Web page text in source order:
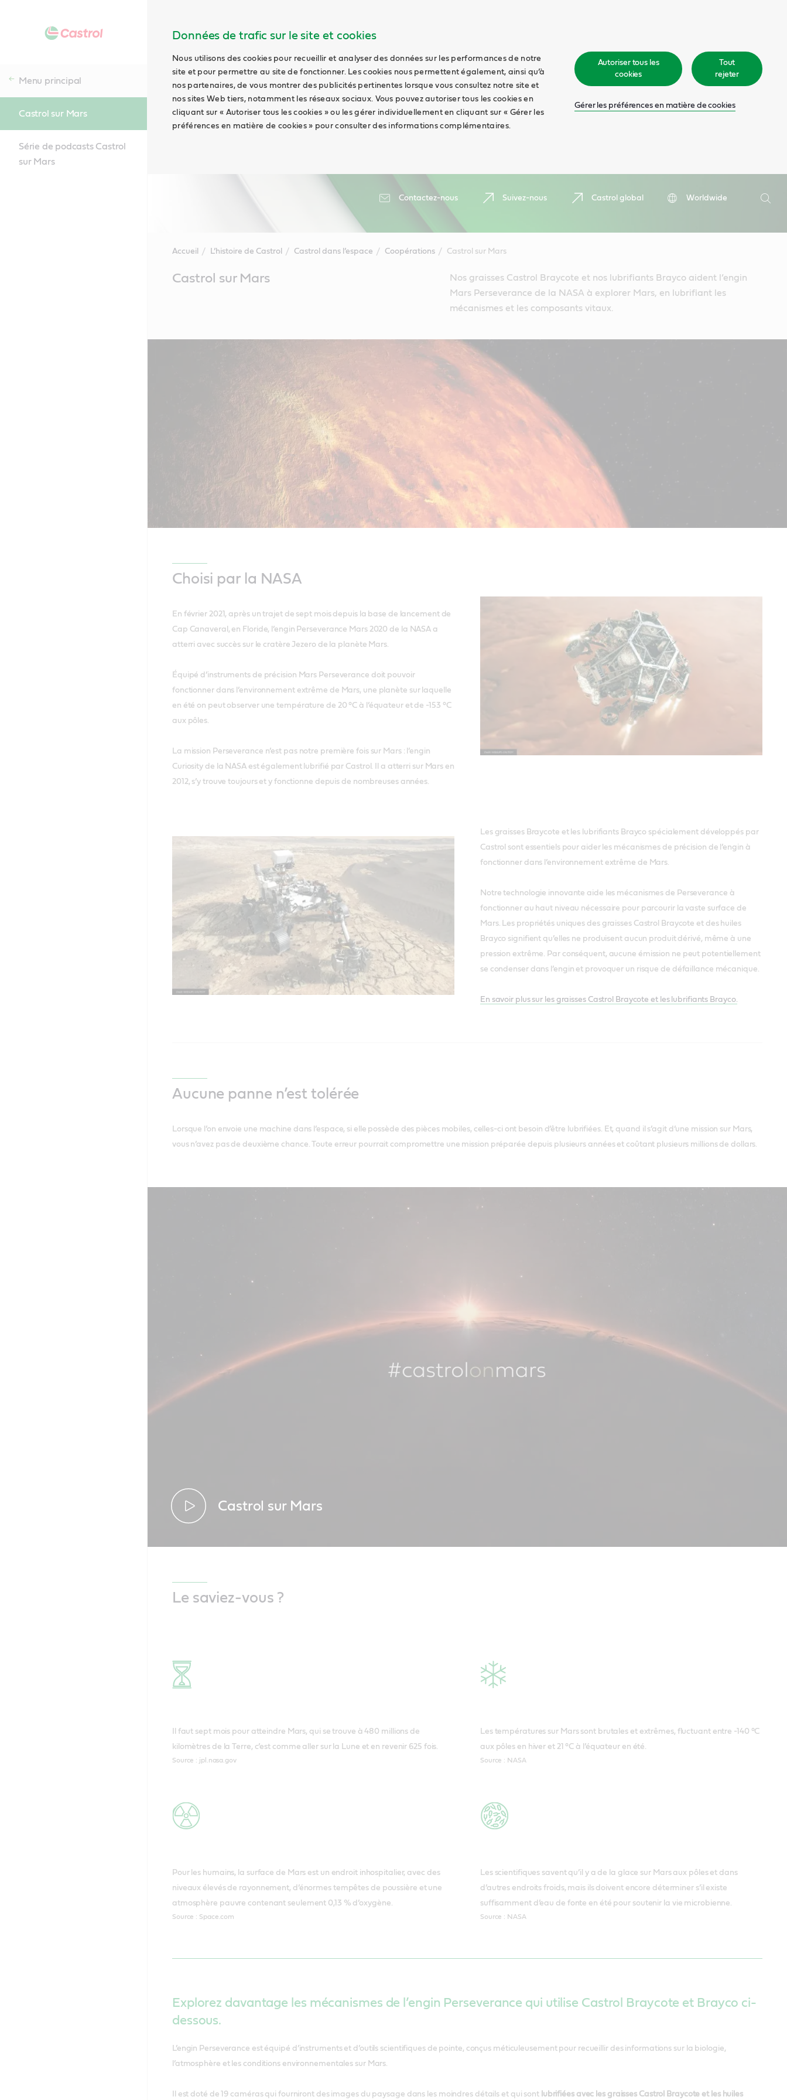
Données de trafic sur le site et cookies
Nous utilisons des cookies pour recueillir et analyser des données sur les performances de notre
site et pour permettre au site de fonctionner. Les cookies nous permettent également, ainsi qu’à
nos partenaires, de vous montrer des publicités pertinentes lorsque vous consultez notre site et
nos sites Web tiers, notamment les réseaux sociaux. Vous pouvez autoriser tous les cookies en
cliquant sur « Autoriser tous les cookies » ou les gérer individuellement en cliquant sur « Gérer les
préférences en matière de cookies » pour consulter des informations complémentaires.
Autoriser tous les
cookies
Tout
rejeter
Gérer les préférences en matière de cookies
Contactez-nous Suivez-nous Castrol global
Worldwide
Menu principal
Castrol sur Mars
Série de podcasts Castrol
sur Mars
Accueil L’histoire de Castrol Castrol dans l’espace Coopérations Castrol sur Mars
ContentCastrol sur Mars
Nos graisses Castrol Braycote et nos lubrifiants Brayco aident l’engin
Mars Perseverance de la NASA à explorer Mars, en lubrifiant les
mécanismes et les composants vitaux.
Choisi par la NASA
En février 2021, après un trajet de sept mois depuis la base de lancement de
Cap Canaveral, en Floride, l’engin Perseverance Mars 2020 de la NASA a
atterri avec succès sur le cratère Jezero de la planète Mars.
Équipé d’instruments de précision Mars Perseverance doit pouvoir
fonctionner dans l’environnement extrême de Mars, une planète sur laquelle
en été on peut observer une température de 20 °C à l’équateur et de -153 °C
aux pôles.
La mission Perseverance n’est pas notre première fois sur Mars : l’engin
Curiosity de la NASA est également lubrifié par Castrol. Il a atterri sur Mars en
2012, s’y trouve toujours et y fonctionne depuis de nombreuses années.
Les graisses Braycote et les lubrifiants Brayco spécialement développés par
Castrol sont essentiels pour aider les mécanismes de précision de l’engin à
fonctionner dans l’environnement extrême de Mars.
Notre technologie innovante aide les mécanismes de Perseverance à
fonctionner au haut niveau nécessaire pour parcourir la vaste surface de
Mars. Les propriétés uniques des graisses Castrol Braycote et des huiles
Brayco signifient qu’elles ne produisent aucun produit dérivé, même à une
pression extrême. Par conséquent, aucune émission ne peut potentiellement
se condenser dans l’engin et provoquer un risque de défaillance mécanique.
En savoir plus sur les graisses Castrol Braycote et les lubrifiants Brayco.
Aucune panne n’est tolérée
Lorsque l’on envoie une machine dans l’espace, si elle possède des pièces mobiles, celles-ci ont besoin d’être lubrifiées. Et, quand il s’agit d’une mission sur Mars,
vous n’avez pas de deuxième chance. Toute erreur pourrait compromettre une mission préparée depuis plusieurs années et coûtant plusieurs millions de dollars.
Castrol sur Mars
Le saviez-vous ?
Il faut sept mois pour atteindre Mars, qui se trouve à 480 millions de
kilomètres de la Terre, c’est comme aller sur la Lune et en revenir 625 fois.
Source : jpl.nasa.gov
Les températures sur Mars sont brutales et extrêmes, fluctuant entre -140 °C
aux pôles en hiver et 21 °C à l’équateur en été.
Source : NASA
Pour les humains, la surface de Mars est un endroit inhospitalier, avec des
niveaux élevés de rayonnement, d’énormes tempêtes de poussière et une
atmosphère pauvre contenant seulement 0,13 % d’oxygène.
Source : Space.com
Les scientifiques savent qu’il y a de la glace sur Mars aux pôles et dans
d’autres endroits froids, mais ils doivent encore déterminer s’il existe
suffisamment d’eau de fonte en été pour soutenir la vie microbienne.
Source : NASA
Explorez davantage les mécanismes de l’engin Perseverance qui utilise Castrol Braycote et Brayco ci-
dessous.
L’engin Perseverance est équipé d’instruments et d’outils scientifiques de pointe, conçus méticuleusement pour recueillir des informations sur la biologie,
l’atmosphère et les conditions environnementales sur Mars.
Il est doté de 19 caméras qui fourniront des images du paysage dans les moindres détails et qui sont lubrifiées avec les graisses Castrol Braycote et les huiles